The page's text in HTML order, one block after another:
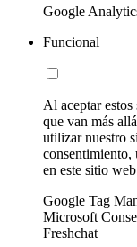
Google
Funcional
Al aceptar
que van más
utilizar nuestro
consentimiento,
en este sitio
Google Tag
Microsoft
Freshchat